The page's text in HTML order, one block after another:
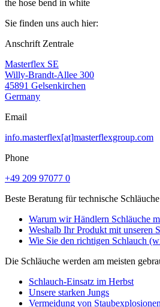
Sie finden uns auch hier:
Anschrift Zentrale
Masterflex SE
Willy-Brandt-Allee 300
45891 Gelsenkirchen
Germany
Email
info.masterflex[at]masterflexgroup.com
Phone
+49 209 97077 0
Beste Beratung für technische
Warum wir Händlern Schläuche
Weshalb Ihr Produkt mit unseren
Wie Sie den richtigen Schlauch
Die Schläuche werden am meisten
Schlauch-Einsatz im Herbst
Unsere starken Jungs
Vermeidung von Staubexplosionen